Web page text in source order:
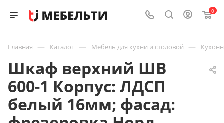
0
Главная — Каталог — Мебель для кухни и столовой —
Шкаф верхний ШВ
600-1 Корпус: ЛДСП
белый 16мм; фасад: